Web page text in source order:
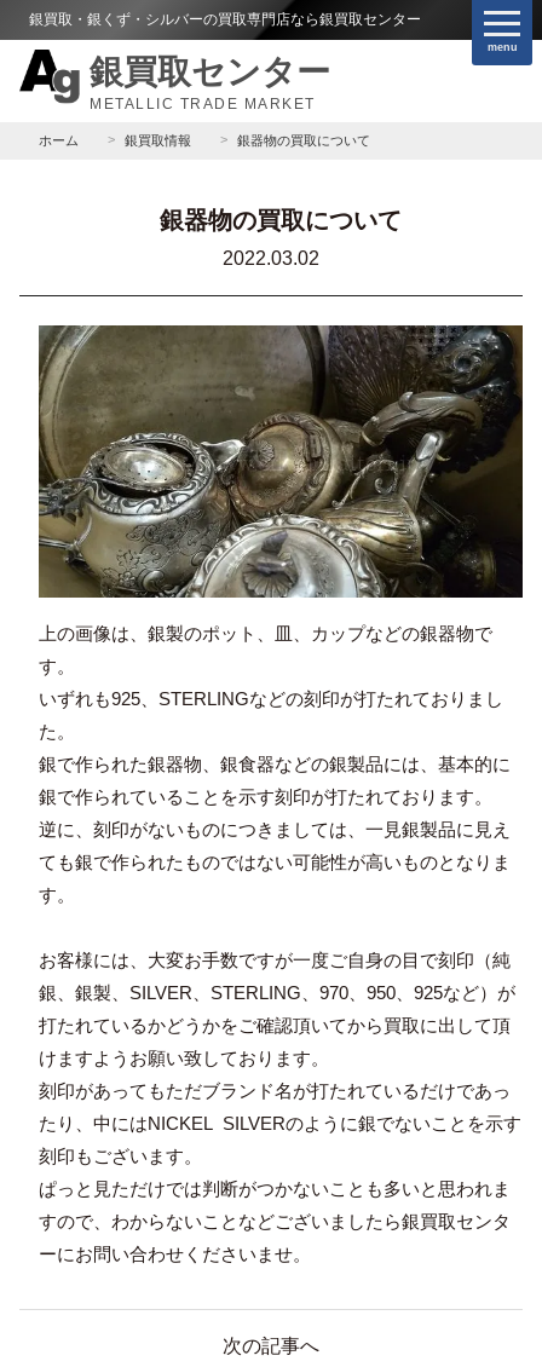
銀買取・銀くず・シルバーの買取専門店なら銀買取センター
銀買取センター
METALLIC TRADE MARKET
menu
ホーム 銀買取情報 銀器物の買取について
銀器物の買取について
2022.03.02
上の画像は、銀製のポット、皿、カップなどの銀器物で
す。
いずれも925、STERLINGなどの刻印が打たれておりまし
た。
銀で作られた銀器物、銀食器などの銀製品には、基本的に
銀で作られていることを示す刻印が打たれております。
逆に、刻印がないものにつきましては、一見銀製品に見え
ても銀で作られたものではない可能性が高いものとなりま
す。
お客様には、大変お手数ですが一度ご自身の目で刻印（純
銀、銀製、SILVER、STERLING、970、950、925など）が
打たれているかどうかをご確認頂いてから買取に出して頂
けますようお願い致しております。
刻印があってもただブランド名が打たれているだけであっ
たり、中にはNICKEL SILVERのように銀でないことを示す
刻印もございます。
ぱっと見ただけでは判断がつかないことも多いと思われま
すので、わからないことなどございましたら銀買取センタ
ーにお問い合わせくださいませ。
次の記事へ